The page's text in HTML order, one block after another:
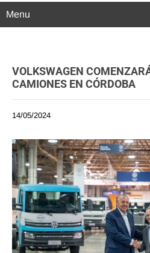
Menu
VOLKSWAGEN
CAMIONES EN CÓRDOBA
14/05/2024